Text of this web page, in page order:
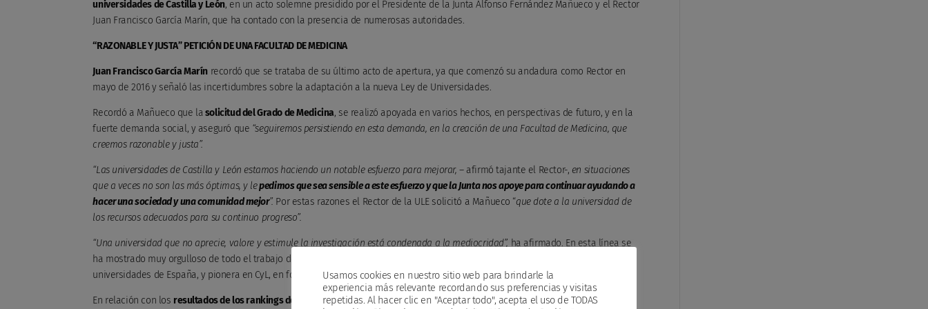
universidades de Castilla y León, en un acto solemne presidido por el Presidente de la Junta Alfonso Fernández Mañueco y el Rector
Juan Francisco García Marín, que ha contado con la presencia de numerosas autoridades.
“RAZONABLE Y JUSTA” PETICIÓN DE UNA FACULTAD DE MEDICINA
Juan Francisco García Marín recordó que se trataba de su último acto de apertura, ya que comenzó su andadura como Rector en
mayo de 2016 y señaló las incertidumbres sobre la adaptación a la nueva Ley de Universidades.
Recordó a Mañueco que lasolicitud del Grado de Medicina, se realizó apoyada en varios hechos, en perspectivas de futuro, y en la
fuerte demanda social, y aseguró que “seguiremos persistiendo en esta demanda, en la creación de una Facultad de Medicina, que
creemos razonable y justa”.
“Las universidades de Castilla y León estamos haciendo un notable esfuerzo para mejorar,– afirmó tajante el Rector-, en situaciones
que a veces no son las más óptimas, y lepedimos que sea sensible a este esfuerzo y que la Junta nos apoye para continuar ayudando a
hacer una sociedad y una comunidad mejor”. Por estas razones el Rector de la ULE solicitó a Mañueco “que dote a la universidad de
los recursos adecuados para su continuo progreso”.
“Una universidad que no aprecie, valore y estimule la investigación está condenada a la mediocridad”, ha afirmado. En esta línea se
ha mostrado muy orgulloso de todo el trabajo de internacionalización, y ha explicado que la ULE es una de las primeras
universidades de España, y pionera en CyL, en formar parte de la Alianza Europea de Universidades en el Proyecto Eureka-pro.
En relación con los resultados de los rankings de universidades, destacó los puntos fuertes, como el rendimiento académico, la
Usamos cookies en nuestro sitio web para brindarle la
experiencia más relevante recordando sus preferencias y visitas
repetidas. Al hacer clic en "Aceptar todo", acepta el uso de TODAS